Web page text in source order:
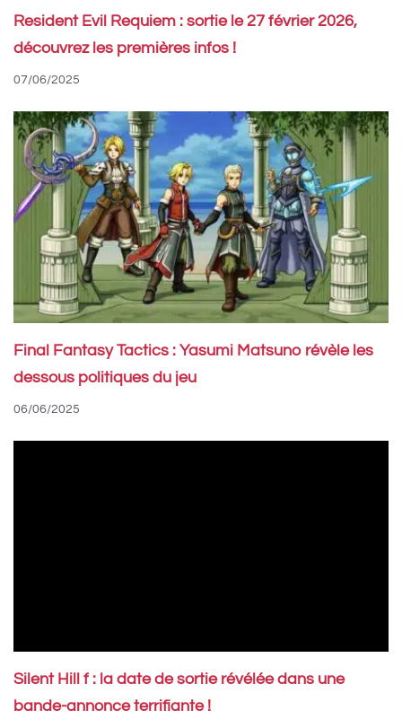
Resident Evil Requiem : sortie le 27 février 2026,
découvrez les premières infos !
07/06/2025
Final Fantasy Tactics : Yasumi Matsuno révèle les
dessous politiques du jeu
06/06/2025
Silent Hill f : la date de sortie révélée dans une
bande-annonce terrifiante !